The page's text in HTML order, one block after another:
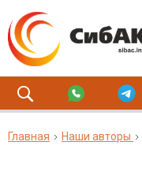
Главная Наши авторы